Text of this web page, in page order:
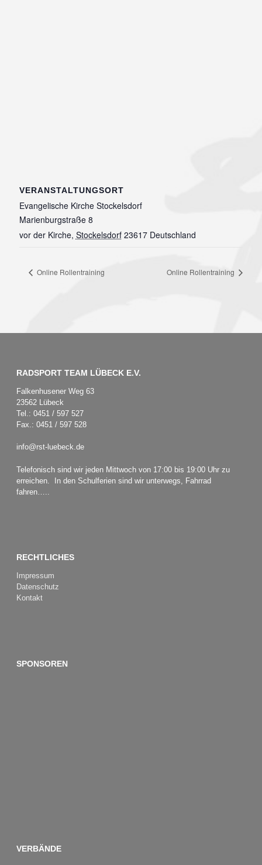
VERANSTALTUNGSORT
Evangelische Kirche Stockelsdorf
Marienburgstraße 8
vor der Kirche, Stockelsdorf 23617 Deutschland
Online Rollentraining Online Rollentraining
RADSPORT TEAM LÜBECK E.V.
Falkenhusener Weg 63
23562 Lübeck
Tel.: 0451 / 597 527
Fax.: 0451 / 597 528
info@rst-luebeck.de
Telefonisch sind wir jeden Mittwoch von 17:00 bis 19:00 Uhr zu
erreichen. In den Schulferien sind wir unterwegs, Fahrrad
fahren…..
RECHTLICHES
Impressum
Datenschutz
Kontakt
SPONSOREN
VERBÄNDE